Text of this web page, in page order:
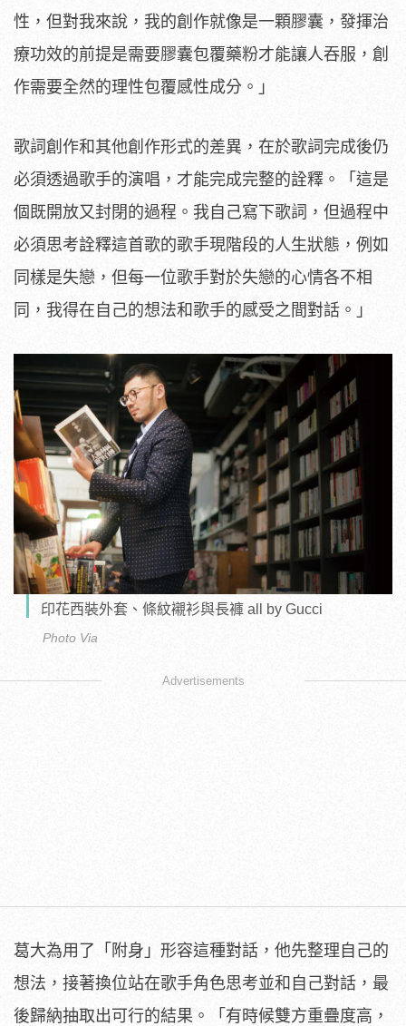
性，但對我來說，我的創作就像是一顆膠囊，發揮治
療功效的前提是需要膠囊包覆藥粉才能讓人吞服，創
作需要全然的理性包覆感性成分。」
歌詞創作和其他創作形式的差異，在於歌詞完成後仍
必須透過歌手的演唱，才能完成完整的詮釋。「這是
個既開放又封閉的過程。我自己寫下歌詞，但過程中
必須思考詮釋這首歌的歌手現階段的人生狀態，例如
同樣是失戀，但每一位歌手對於失戀的心情各不相
同，我得在自己的想法和歌手的感受之間對話。」
印花西裝外套、條紋襯衫與長褲 all by Gucci
Photo Via
Advertisements
葛大為用了「附身」形容這種對話，他先整理自己的
想法，接著換位站在歌手角色思考並和自己對話，最
後歸納抽取出可行的結果。「有時候雙方重疊度高，